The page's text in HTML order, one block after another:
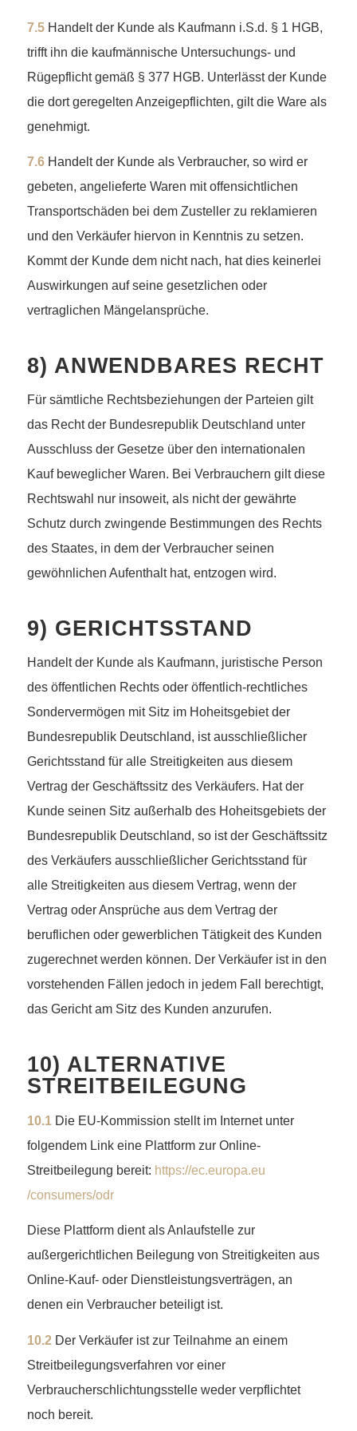
7.5Handelt der Kunde als Kaufmann i.S.d. § 1 HGB,
trifft ihn die kaufmännische Untersuchungs- und
Rügepflicht gemäß § 377 HGB. Unterlässt der Kunde
die dort geregelten Anzeigepflichten, gilt die Ware als
genehmigt.
7.6Handelt der Kunde als Verbraucher, so wird er
gebeten, angelieferte Waren mit offensichtlichen
Transportschäden bei dem Zusteller zu reklamieren
und den Verkäufer hiervon in Kenntnis zu setzen.
Kommt der Kunde dem nicht nach, hat dies keinerlei
Auswirkungen auf seine gesetzlichen oder
vertraglichen Mängelansprüche.
8) ANWENDBARES RECHT
Für sämtliche Rechtsbeziehungen der Parteien gilt
das Recht der Bundesrepublik Deutschland unter
Ausschluss der Gesetze über den internationalen
Kauf beweglicher Waren. Bei Verbrauchern gilt diese
Rechtswahl nur insoweit, als nicht der gewährte
Schutz durch zwingende Bestimmungen des Rechts
des Staates, in dem der Verbraucher seinen
gewöhnlichen Aufenthalt hat, entzogen wird.
9) GERICHTSSTAND
Handelt der Kunde als Kaufmann, juristische Person
des öffentlichen Rechts oder öffentlich-rechtliches
Sondervermögen mit Sitz im Hoheitsgebiet der
Bundesrepublik Deutschland, ist ausschließlicher
Gerichtsstand für alle Streitigkeiten aus diesem
Vertrag der Geschäftssitz des Verkäufers. Hat der
Kunde seinen Sitz außerhalb des Hoheitsgebiets der
Bundesrepublik Deutschland, so ist der Geschäftssitz
des Verkäufers ausschließlicher Gerichtsstand für
alle Streitigkeiten aus diesem Vertrag, wenn der
Vertrag oder Ansprüche aus dem Vertrag der
beruflichen oder gewerblichen Tätigkeit des Kunden
zugerechnet werden können. Der Verkäufer ist in den
vorstehenden Fällen jedoch in jedem Fall berechtigt,
das Gericht am Sitz des Kunden anzurufen.
10) ALTERNATIVE
STREITBEILEGUNG
10.1Die EU-Kommission stellt im Internet unter
folgendem Link eine Plattform zur Online-
Streitbeilegung bereit: https://ec.europa.eu
/consumers/odr
Diese Plattform dient als Anlaufstelle zur
außergerichtlichen Beilegung von Streitigkeiten aus
Online-Kauf- oder Dienstleistungsverträgen, an
denen ein Verbraucher beteiligt ist.
10.2Der Verkäufer ist zur Teilnahme an einem
Streitbeilegungsverfahren vor einer
Verbraucherschlichtungsstelle weder verpflichtet
noch bereit.